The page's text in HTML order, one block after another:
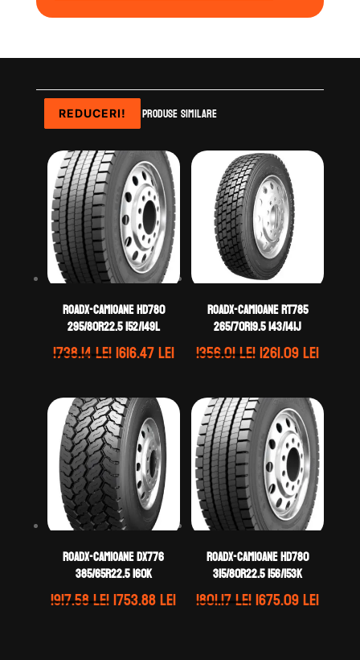
Produse similare
REDUCERI!
ROADX-CAMIOANE HD780
295/80R22.5 152/149L
1738.14leiPrețul
a
fost:
1738.14 lei.
1616.47leiPrețul
este:
1616.47 lei.
REDUCERI!
ROADX-CAMIOANE RT785
265/70R19.5 143/141J
1356.01leiPrețul
a
fost:
1356.01 lei.
1261.09leiPrețul
este:
REDUCERI!
ROADX-CAMIOANE DX776
385/65R22.5 160K
1917.58leiPrețul
1753.88leiPrețul
REDUCERI!
ROADX-CAMIOANE HD780
315/80R22.5 156/153K
1801.17leiPrețul
1675.09leiPrețul